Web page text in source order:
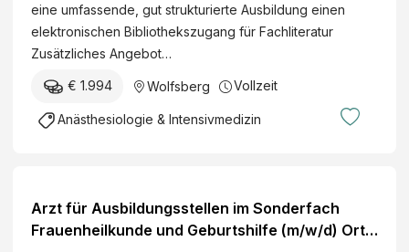
eine umfassende, gut strukturierte Ausbildung einen
elektronischen Bibliothekszugang für Fachliteratur
Zusätzliches Angebot…
€ 1.994 Wolfsberg Vollzeit
Anästhesiologie & Intensivmedizin
Arzt für Ausbildungsstellen im Sonderfach
Frauenheilkunde und Geburtshilfe (m/w/d) Ort